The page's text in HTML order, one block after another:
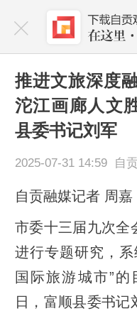
推进文旅深度
沱江画廊人文
县委书记刘军
2025-07-31 14:59 自
自贡融媒记者 周嘉
市委十三届九次全
进行专题研究，
国际旅游城市”
日，富顺县委书记